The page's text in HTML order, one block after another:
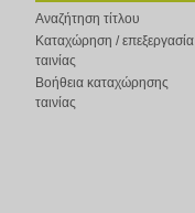
Αναζήτηση τίτλου
Καταχώρηση / επεξεργασία
ταινίας
Βοήθεια καταχώρησης
ταινίας